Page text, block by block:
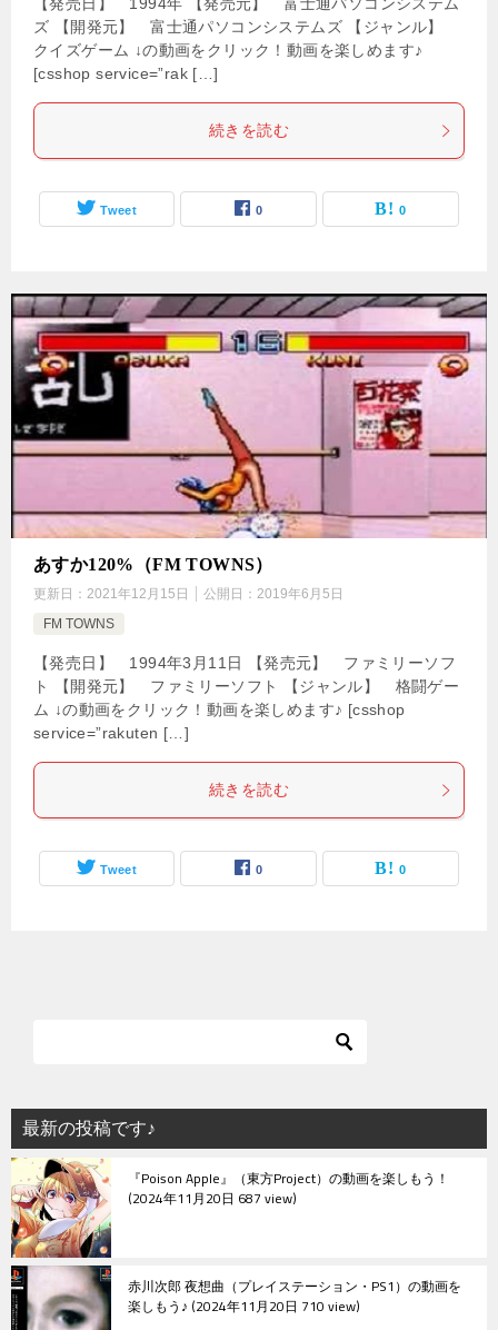
ズ 【開発元】 富士通パソコンシステムズ 【ジャンル】
クイズゲーム ↓の動画をクリック！動画を楽しめます♪
[csshop service=”rak […]
続きを読む
Tweet 0 0
あすか120%（FM TOWNS）
更新日： 2021年12月15日 公開日： 2019年6月5日
FM TOWNS
【発売日】 1994年3月11日 【発売元】 ファミリーソフ
ト 【開発元】 ファミリーソフト 【ジャンル】 格闘ゲー
ム ↓の動画をクリック！動画を楽しめます♪ [csshop
service=”rakuten […]
続きを読む
Tweet 0 0
最新の投稿です♪
『Poison Apple』（東方Project）の動画を楽しもう！
2024年11月20日 687 view
赤川次郎 夜想曲（プレイステーション・PS1）の動画を
楽しもう♪ 2024年11月20日 710 view